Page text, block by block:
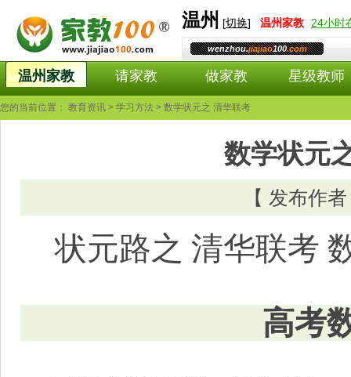
温州 [切换] 温州家教 24小时
wenzhou.jiajiao100.com
温州家教 请家教 做家教 星级教师
您的当前位置： 教育资讯 > 学习方法 > 数学状元之 清华联考
数学状元
【 发布作
状元路之 清华联考
高考